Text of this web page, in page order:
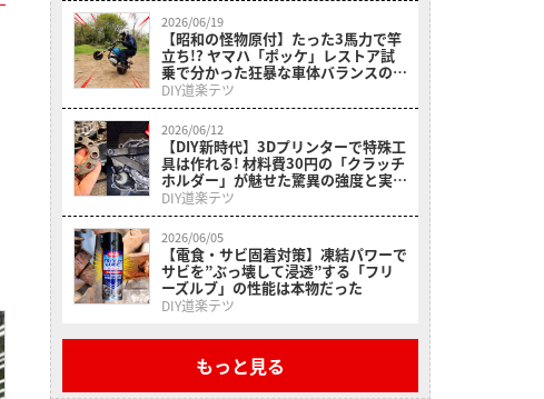
2026/06/19
【昭和の怪物原付】たった3馬力で竿
立ち!? ヤマハ「ポッケ」レストア試
乗で分かった狂暴な車体バランスの正
体
DIY道楽テツ
2026/06/12
【DIY新時代】3Dプリンターで特殊工
具は作れる! 材料費30円の「クラッチ
ホルダー」が魅せた驚異の強度と実用
性
DIY道楽テツ
2026/06/05
【電食・サビ固着対策】凍結パワーで
サビを”ぶっ壊して浸透”する「フリ
ーズルブ」の性能は本物だった
DIY道楽テツ
もっと見る